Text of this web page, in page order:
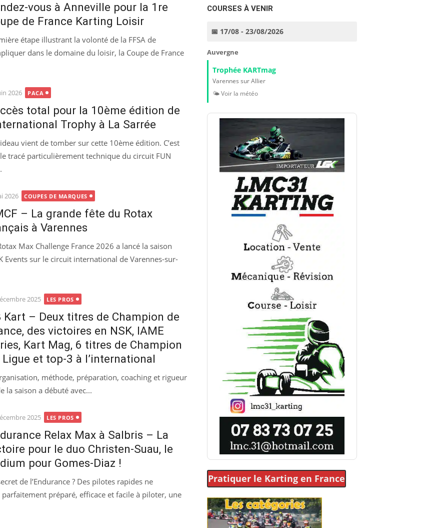
vous à Anneville pour la 1re
de France Karting Loisir
étape illustrant la volonté de la FFSA de
dans le domaine du loisir, la Coupe de France
2026 PACA
total pour la 10ème édition de
Trophy à La Sarrée
vient de tomber sur cette 10ème édition. C’est
tracé particulièrement technique du circuit FUN
2026 COUPES DE MARQUES
– La grande fête du Rotax
à Varennes
Max Challenge France 2026 a lancé la saison
Events sur le circuit international de Varennes-sur-
2025 LES PROS
Kart – Deux titres de Champion de
des victoires en NSK, IAME
Kart Mag, 6 titres de Champion
Ligue et top-3 à l’international
méthode, préparation, coaching et rigueur
la saison a débuté avec...
2025 LES PROS
Relax Max à Salbris – La
pour le duo Christen-Suau, le
pour Gomes-Diaz !
de l’Endurance ? Des pilotes rapides ne
préparé, efficace et facile à piloter, une
COURSES À VENIR
📅 17/08 - 23/08/2026
Auvergne
Trophée KARTmag
Varennes sur Allier
🌤️ Voir la météo
Pratiquer le Karting en France